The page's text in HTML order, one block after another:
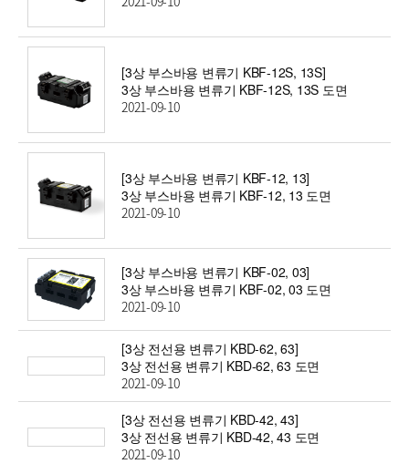
[3상 부스바용 변류기 KBF-12S, 13S]
3상 부스바용 변류기 KBF-12S, 13S 도면
2021-09-10
[3상 부스바용 변류기 KBF-12, 13]
3상 부스바용 변류기 KBF-12, 13 도면
2021-09-10
[3상 부스바용 변류기 KBF-02, 03]
3상 부스바용 변류기 KBF-02, 03 도면
2021-09-10
[3상 전선용 변류기 KBD-62, 63]
3상 전선용 변류기 KBD-62, 63 도면
2021-09-10
[3상 전선용 변류기 KBD-42, 43]
3상 전선용 변류기 KBD-42, 43 도면
2021-09-10